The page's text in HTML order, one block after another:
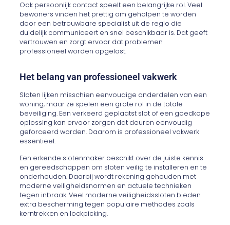
Ook persoonlijk contact speelt een belangrijke rol. Veel
bewoners vinden het prettig om geholpen te worden
door een betrouwbare specialist uit de regio die
duidelijk communiceert en snel beschikbaar is. Dat geeft
vertrouwen en zorgt ervoor dat problemen
professioneel worden opgelost.
Het belang van professioneel vakwerk
Sloten lijken misschien eenvoudige onderdelen van een
woning, maar ze spelen een grote rol in de totale
beveiliging. Een verkeerd geplaatst slot of een goedkope
oplossing kan ervoor zorgen dat deuren eenvoudig
geforceerd worden. Daarom is professioneel vakwerk
essentieel.
Een erkende slotenmaker beschikt over de juiste kennis
en gereedschappen om sloten veilig te installeren en te
onderhouden. Daarbij wordt rekening gehouden met
moderne veiligheidsnormen en actuele technieken
tegen inbraak. Veel moderne veiligheidssloten bieden
extra bescherming tegen populaire methodes zoals
kerntrekken en lockpicking.